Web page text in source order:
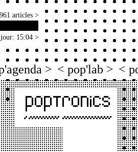
articles >
15:04 >
> < pop'lab > <